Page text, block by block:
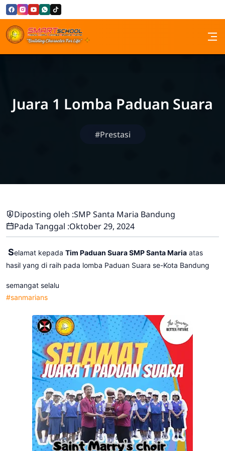
Skip to Content
SMP Santa Maria Bandung
Juara 1 Lomba Paduan Suara
#Prestasi
Diposting oleh :SMP Santa Maria Bandung
Pada Tanggal :Oktober 29, 2024
Selamat kepada Tim Paduan Suara SMP Santa Maria atas
hasil yang di raih pada lomba Paduan Suara se-Kota Bandung
semangat selalu
#sanmarians